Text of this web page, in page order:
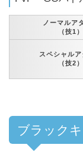
ノーマルア
（技1）
スペシャルア
（技2）
ブラック